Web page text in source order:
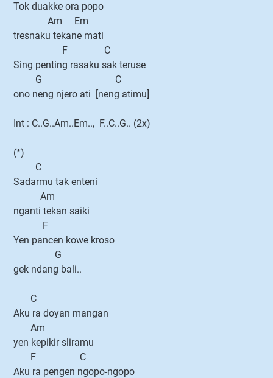
Tok duakke ora popo
Am Em
tresnaku tekane mati
F C
Sing penting rasaku sak teruse
G C
ono neng njero ati [neng atimu]
Int : C..G..Am..Em.., F..C..G.. (2x)
(*)
C
Sadarmu tak enteni
Am
nganti tekan saiki
F
Yen pancen kowe kroso
G
gek ndang bali..
C
Aku ra doyan mangan
Am
yen kepikir sliramu
F C
Aku ra pengen ngopo-ngopo